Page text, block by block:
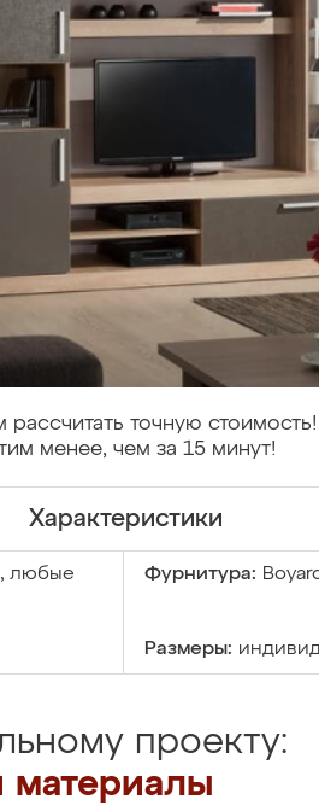
точную стоимость!
менее, чем за 15 минут!
Характеристики
любые
Фурнитура:
Размеры:
проекту:
материалы